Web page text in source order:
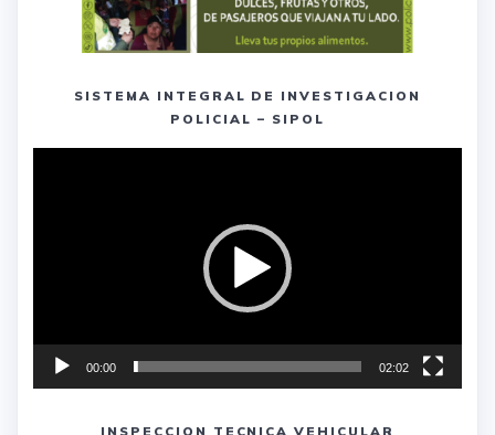
SISTEMA INTEGRAL DE INVESTIGACION
POLICIAL – SIPOL
00:00 02:02
INSPECCION TECNICA VEHICULAR